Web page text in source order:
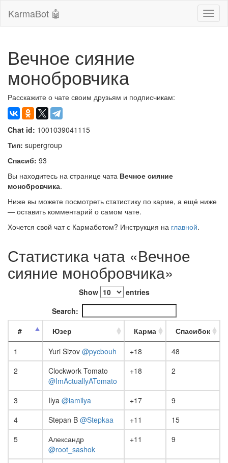
KarmaBot 🤖
Вечное сияние
монобровчика
Расскажите о чате своим друзьям и подписчикам:
Chat id: 1001039041115
Тип: supergroup
Спасиб: 93
Вы находитесь на странице чата Вечное сияние
монобровчика.
Ниже вы можете посмотреть статистику по карме, а ещё ниже
— оставить комментарий о самом чате.
Хочется свой чат с Кармаботом? Инструкция на главной.
Статистика чата «Вечное
сияние монобровчика»
Show
entries
Search:
#
Юзер Карма
Спасибок
1
Yuri Sizov @pycbouh +18
48
2
Clockwork Tomato
@ImActuallyATomato
+18 2
3 Ilya @iamilya +17
9
4
Stepan B @Stepkaa +11
15
5
Александр
@root_sashok
+11 9